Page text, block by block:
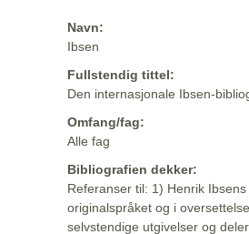
Navn:
Ibsen
Fullstendig tittel:
Den internasjonale Ibsen-
Omfang/fag:
Alle fag
Bibliografien dekker:
Referanser til: 1) Henrik
originalspråket og i
selvstendige utgivelser og